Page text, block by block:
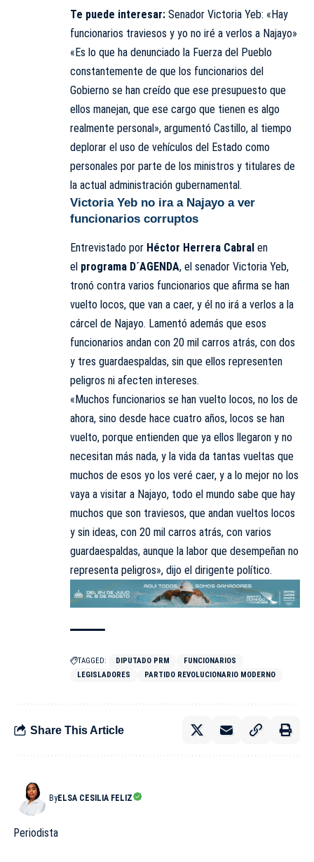
Te puede interesar: Senador Victoria Yeb: «Hay
funcionarios traviesos y yo no iré a verlos a Najayo»
«Es lo que ha denunciado la Fuerza del Pueblo
constantemente de que los funcionarios del
Gobierno se han creído que ese presupuesto que
ellos manejan, que ese cargo que tienen es algo
realmente personal», argumentó Castillo, al tiempo
deplorar el uso de vehículos del Estado como
personales por parte de los ministros y titulares de
la actual administración gubernamental.
Victoria Yeb no ira a Najayo a ver
funcionarios corruptos
Entrevistado por Héctor Herrera Cabral en
el programa D´AGENDA, el senador Victoria Yeb,
tronó contra varios funcionarios que afirma se han
vuelto locos, que van a caer, y él no irá a verlos a la
cárcel de Najayo. Lamentó además que esos
funcionarios andan con 20 mil carros atrás, con dos
y tres guardaespaldas, sin que ellos representen
peligros ni afecten intereses.
«Muchos funcionarios se han vuelto locos, no los de
ahora, sino desde hace cuatro años, locos se han
vuelto, porque entienden que ya ellos llegaron y no
necesitan más nada, y la vida da tantas vueltas que
muchos de esos yo los veré caer, y a lo mejor no los
vaya a visitar a Najayo, todo el mundo sabe que hay
muchos que son traviesos, que andan vueltos locos
y sin ideas, con 20 mil carros atrás, con varios
guardaespaldas, aunque la labor que desempeñan no
representa peligros», dijo el dirigente político.
TAGGED: DIPUTADO PRM
FUNCIONARIOS
LEGISLADORES
PARTIDO REVOLUCIONARIO MODERNO
Share This Article
ByELSA CESILIA FELIZ
Periodista